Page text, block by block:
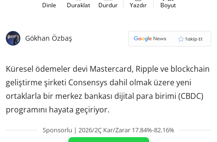
Dinle Duraklat Durdur Yazdır Boyut
Gökhan Özbaş
Küresel ödemeler devi Mastercard, Ripple ve blockchain
geliştirme şirketi Consensys dahil olmak üzere yeni
ortaklarla bir merkez bankası dijital para birimi (CBDC)
programını hayata geçiriyor.
Sponsorlu | 2026/2Ç Kar/Zarar 17.84%-82.16%